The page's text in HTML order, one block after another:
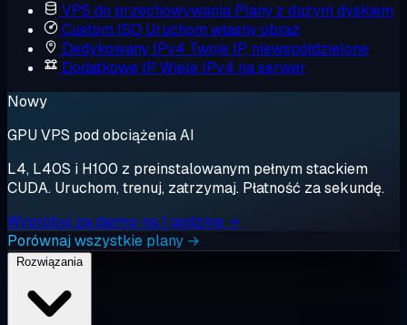
VPS do przechowywania Plany z dużym dyskiem
Custom ISO Uruchom własny obraz
Dedykowany IPv4 Twoje IP, niewspółdzielone
Dodatkowe IP Wiele IPv4 na serwer
Nowy
GPU VPS pod obciążenia AI
L4, L40S i H100 z preinstalowanym pełnym stackiem
CUDA. Uruchom, trenuj, zatrzymaj. Płatność za sekundę.
Wypróbuj za darmo na 1 godzinę →
Porównaj wszystkie plany →
Rozwiązania